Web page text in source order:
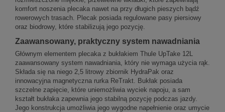
komfort noszenia plecaka nawet na przy długich pieszych bądź
rowerowych trasach. Plecak posiada regulowane pasy piersiowy
oraz biodrowy, które stabilizują jego pozycję.
Zaawansowany, praktyczny system nawadniania
Głównym elementem plecaka z bukłakiem Thule UpTake 12L
zaawansowany system nawadniania, który nie wymaga użycia rąk.
Składa się na niego 2,5 litrowy zbiornik HydraPak oraz
innowacyjna magnetyczna rurka ReTrakt. Bukłak posiada
szczelne zapięcie, które uniemożliwia wyciek napoju, a sam
kształt bukłaka zapewnia jego stabilną pozycję podczas jazdy.
Jego konstrukcja umożliwia jego wygodne napełnienie oraz umycie